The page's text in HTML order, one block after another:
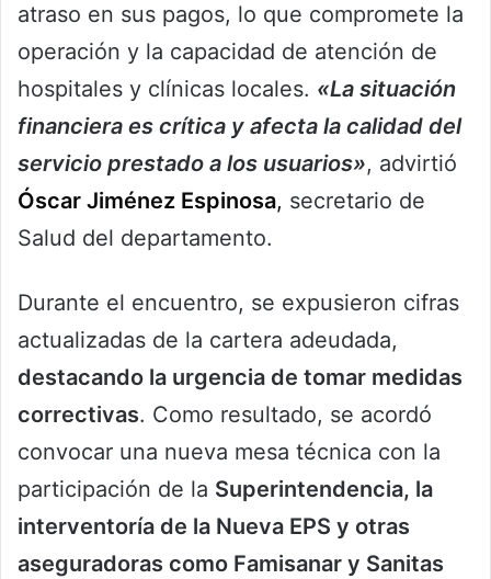
atraso en sus pagos, lo que compromete la
operación y la capacidad de atención de
hospitales y clínicas locales. «La situación
financiera es crítica y afecta la calidad del
servicio prestado a los usuarios», advirtió
Óscar Jiménez Espinosa, secretario de
Salud del departamento.
Durante el encuentro, se expusieron cifras
actualizadas de la cartera adeudada,
destacando la urgencia de tomar medidas
correctivas. Como resultado, se acordó
convocar una nueva mesa técnica con la
participación de la Superintendencia, la
interventoría de la Nueva EPS y otras
aseguradoras como Famisanar y Sanitas